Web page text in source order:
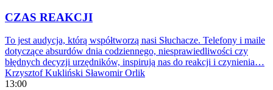
CZAS REAKCJI
To jest audycja, którą współtworzą nasi Słuchacze. Telefony i maile
dotyczące absurdów dnia codziennego, niesprawiedliwości czy
błędnych decyzji urzędników, inspirują nas do reakcji i czynienia…
Krzysztof Kukliński Sławomir Orlik
13:00